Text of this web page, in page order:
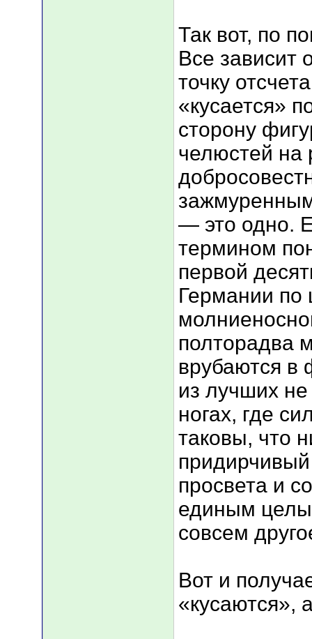
Так вот, по
Все зависит
точку
«кусается»
сторону
челюстей на
— это одно.
термином
первой
Германии по
полторадва
врубаются в
из лучших не
ногах, где
таковы, что
просвета и
единым
совсем
Вот и
«кусаются»,